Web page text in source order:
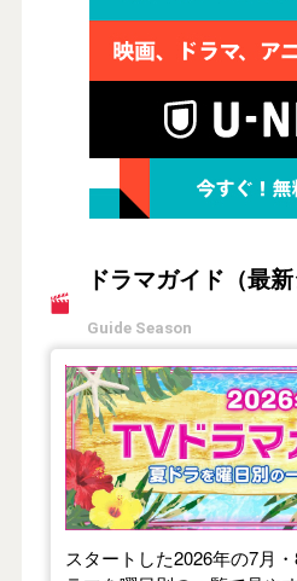
ドラマガイド（最新
Guide Season
【2026年夏】TVドラ
スタートした2026年の7月